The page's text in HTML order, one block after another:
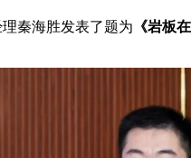
秦海胜发表了题为 《岩板